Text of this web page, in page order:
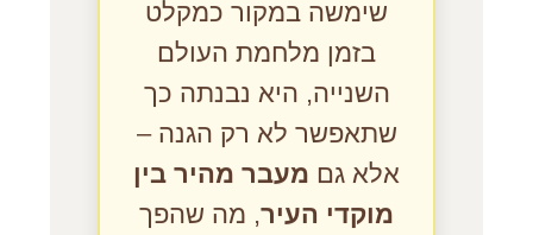
שימשה במקור כמקלט
בזמן מלחמת העולם
השנייה, היא נבנתה כך
שתאפשר לא רק הגנה –
אלא גם מעבר מהיר בין
מוקדי העיר, מה שהפך